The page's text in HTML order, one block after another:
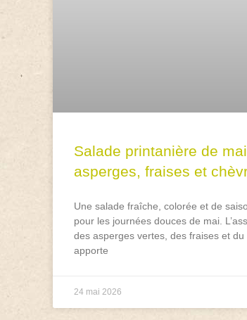
Salade printanière de
asperges, fraises et
Une salade fraîche, colorée et de
pour les journées douces de mai.
des asperges vertes, des fraises et
apporte
24 mai 2026